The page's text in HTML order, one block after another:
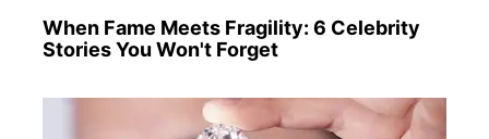
When Fame Meets Fragility: 6 Celebrity
Stories You Won't Forget